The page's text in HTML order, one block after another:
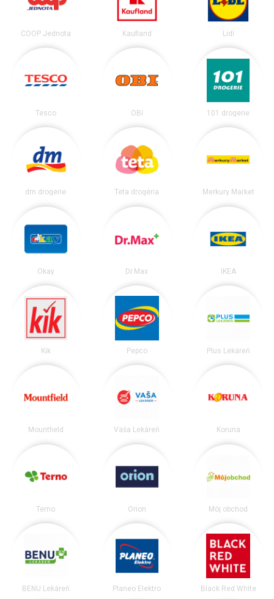
COOP Jednota Kaufland Lidl
Tesco OBI 101 drogerie
dm drogerie Teta drogéria Merkury Market
Okay Dr.Max IKEA
Kik Pepco Plus Lekáreň
Mountfield Vaša Lekáreň Koruna
Terno Orion Môj obchod
BENU Lekáreň Planeo Elektro Black Red White